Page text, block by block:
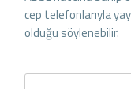
cep telefonlarıyla
olduğu söylenebilir.